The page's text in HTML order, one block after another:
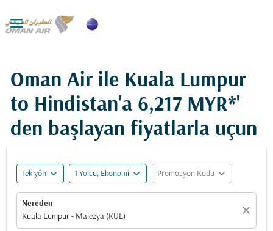

Oman Air ile Kuala Lumpur
to Hindistan'a 6,217 MYR*'
den başlayan fiyatlarla uçun
Tek yön expand_more 1 Yolcu, Ekonomi expand_more Promosyon Kodu expand_more
Nereden
Kuala Lumpur - Malezya (KUL)
close